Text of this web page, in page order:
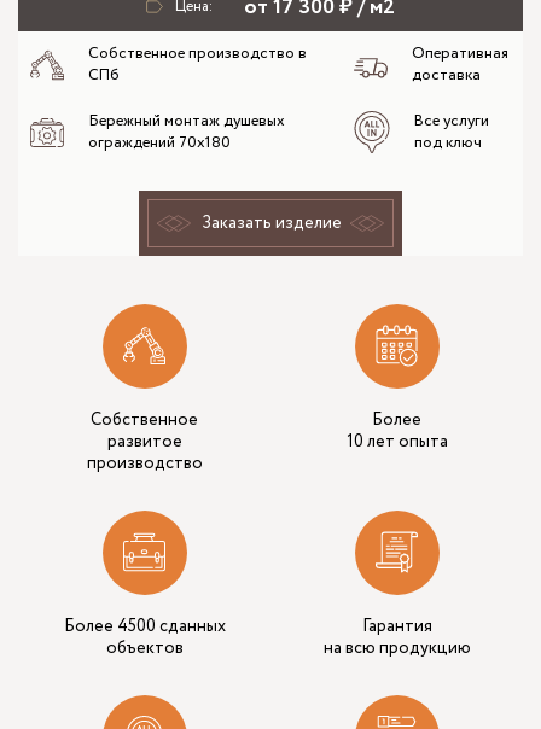
Цена: от 17 300 ₽ / м2
Собственное производство в
СПб
Оперативная
доставка
Бережный монтаж душевых
ограждений 70x180
Все услуги
под ключ
Заказать изделие
Собственное
развитое
производство
Более
10 лет опыта
Более 4500 сданных
объектов
Гарантия
на всю продукцию